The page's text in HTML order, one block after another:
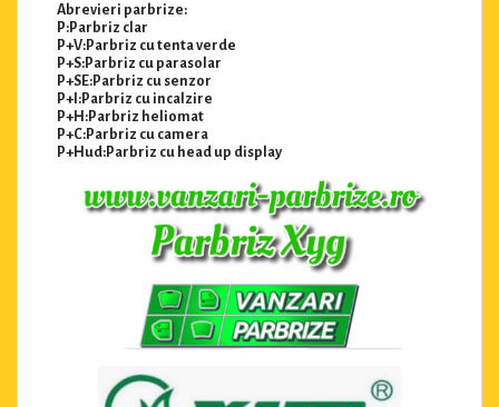
Abrevieri parbrize:
P:Parbriz clar
P+V:Parbriz cu tenta verde
P+S:Parbriz cu parasolar
P+SE:Parbriz cu senzor
P+I:Parbriz cu incalzire
P+H:Parbriz heliomat
P+C:Parbriz cu camera
P+Hud:Parbriz cu head up display